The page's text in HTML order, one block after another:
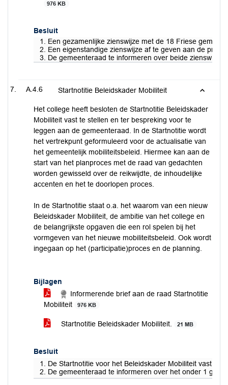
976 KB
Besluit
1. Een gezamenlijke zienswijze met de 18 Friese
2. Een eigenstandige zienswijze af te geven aan de
3. De gemeenteraad te informeren over beide
A.4.6 Startnotitie Beleidskader Mobiliteit
Het college heeft besloten de Startnotitie Beleidskader
Mobiliteit vast te stellen en ter bespreking voor te
leggen aan de gemeenteraad. In de Startnotitie wordt
het vertrekpunt geformuleerd voor de actualisatie van
het gemeentelijk mobiliteitsbeleid. Hiermee kan aan de
start van het planproces met de raad van gedachten
worden gewisseld over de reikwijdte, de inhoudelijke
accenten en het te doorlopen proces.
In de Startnotitie staat o.a. het waarom van een nieuw
Beleidskader Mobiliteit, de ambitie van het college en
de belangrijkste opgaven die een rol spelen bij het
vormgeven van het nieuwe mobiliteitsbeleid. Ook wordt
ingegaan op het (participatie)proces en de planning.
Bijlagen
Informerende brief aan de raad Startnotitie
Mobiliteit
976 KB
Startnotitie Beleidskader Mobiliteit. 21 MB
Besluit
1. De Startnotitie voor het Beleidskader Mobiliteit vast te
2. De gemeenteraad te informeren over het onder 1